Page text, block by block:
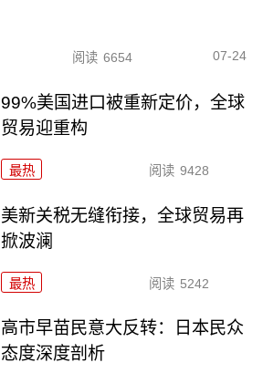
阅读 6654 07-24
99%美国进口被重新定价，全球
贸易迎重构
最热 阅读 9428
美新关税无缝衔接，全球贸易再
掀波澜
最热 阅读 5242
高市早苗民意大反转：日本民众
态度深度剖析